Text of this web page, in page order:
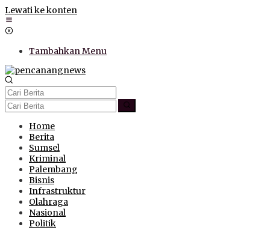
Lewati ke konten
Tambahkan Menu
Home
Berita
Sumsel
Kriminal
Palembang
Bisnis
Infrastruktur
Olahraga
Nasional
Politik